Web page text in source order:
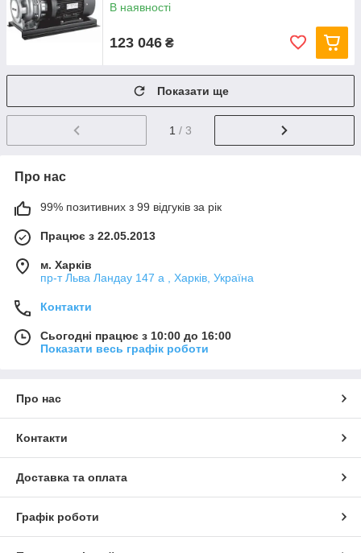
В наявності
123 046 ₴
Показати ще
1 / 3
Про нас
99% позитивних з 99 відгуків за рік
Працює з 22.05.2013
м. Харків
пр-т Льва Ландау 147 а , Харків, Україна
Контакти
Сьогодні працює з 10:00 до 16:00
Показати весь графік роботи
Про нас
Контакти
Доставка та оплата
Графік роботи